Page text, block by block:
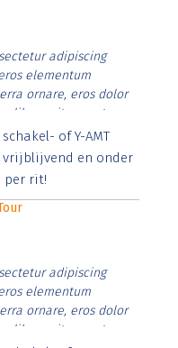
adipiscing
elementum
ornare, eros dolor
libero vitae erat.
id rutrum lorem
tristique posuere.
of Y-AMT
vrijblijvend en onder
per rit!
adipiscing
elementum
ornare, eros dolor
libero vitae erat.